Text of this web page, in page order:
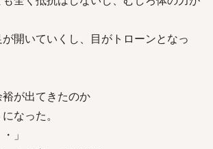
開いていくし、目がトローンとなっ
が出てきたのか
なった。
」